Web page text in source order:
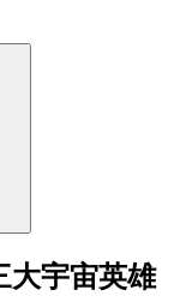
大宇宙英雄